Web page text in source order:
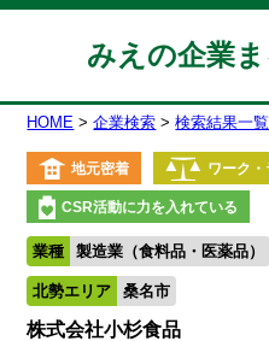
みえの企業
HOME 企業検索 検索結果一覧
地元密着 ワーク
CSR活動に力を入れている
業種 製造業（食料品・医薬品）
北勢エリア 桑名市
株式会社小杉食品